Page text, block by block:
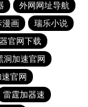
外网网址导航
漫画
瑞乐小说
官网下载
洞加速官网
官网
雷霆加器速